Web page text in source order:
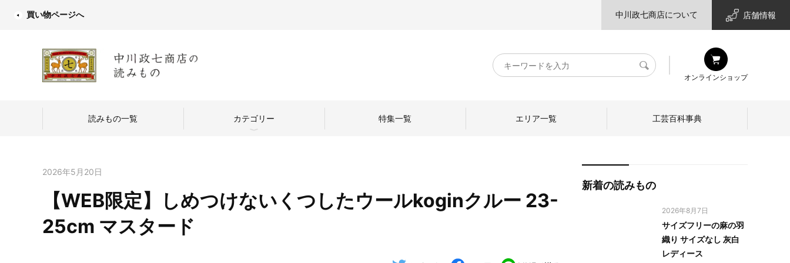
買い物ページへ 中川政七商店について 店舗情報
キ
ー
検
オンラインショップ
読みもの一覧 カテゴリー
中川政七商店のものづくり 日本の暮らし 中川政七商店のひと
特集一覧 エリア一覧 工芸百科事典
2026年5月20日
【WEB限定】しめつけないくつしたウールkoginクルー 23-
25cm マスタード
新着の読みもの
2026年8月7日
サイズフリーの麻の羽
織り サイズなし 灰白
レディース